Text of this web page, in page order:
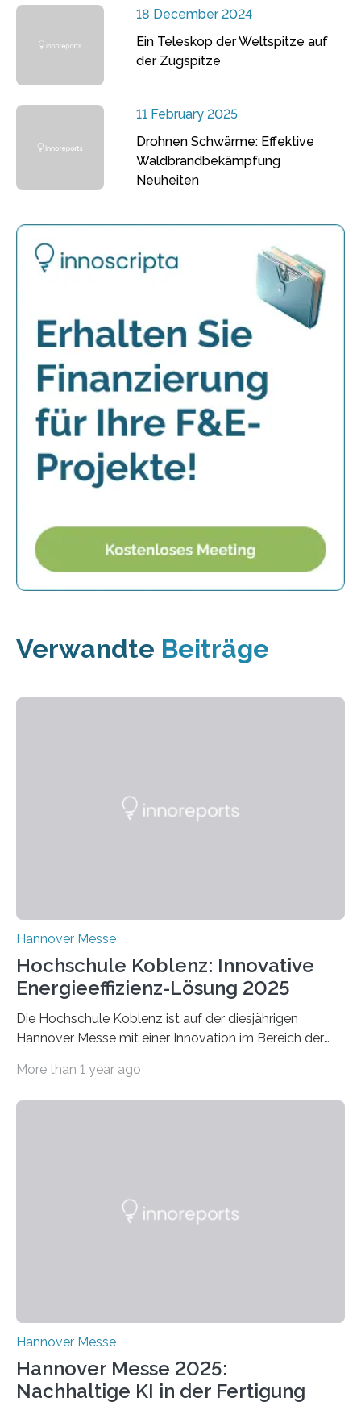
18 December 2024
Ein Teleskop der Weltspitze auf
der Zugspitze
11 February 2025
Drohnen Schwärme: Effektive
Waldbrandbekämpfung
Neuheiten
Verwandte Beiträge
Hannover Messe
Hochschule Koblenz: Innovative
Energieeffizienz-Lösung 2025
Die Hochschule Koblenz ist auf der diesjährigen
Hannover Messe mit einer Innovation im Bereich der
2025 stellt das Forschungsteam um Prof. Dr. Marc
auf die Erzeugung von Druckluft. Die Forschenden des
More than 1 year ago
Hannover Messe
Hannover Messe 2025:
Nachhaltige KI in der Fertigung